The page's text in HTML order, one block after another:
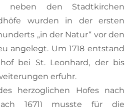
neben den Stadtkirchen
wurden in der ersten
„in der Natur“ vor den
angelegt. Um 1718 entstand
bei St. Leonhard, der bis
erfuhr.
herzoglichen Hofes nach
1671) musste für die